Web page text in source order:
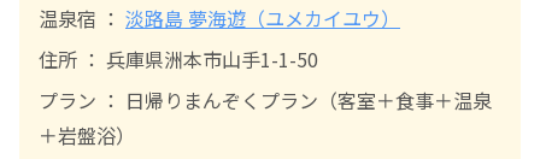
温泉宿 ： 淡路島 夢海遊（ユメカイユウ）
住所 ： 兵庫県洲本市山手1-1-50
プラン ： 日帰りまんぞくプラン（客室＋食事＋温泉
＋岩盤浴）